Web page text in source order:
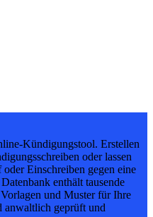
Kündigungstool. Erstellen
oder lassen
Einschreiben gegen eine
enthält tausende
und Muster für Ihre
geprüft und